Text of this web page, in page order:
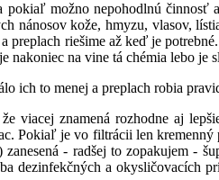
možno nepohodlnú
nánosov kože, hmyzu, vlasov,
riešime až keď je
nakoniec na vine tá chémia lebo je
ich to menej a preplach robia
viacej znamená rozhodne aj
Pokiaľ je vo filtrácii len kremenný
- radšej to zopakujem -
a okysličovacích